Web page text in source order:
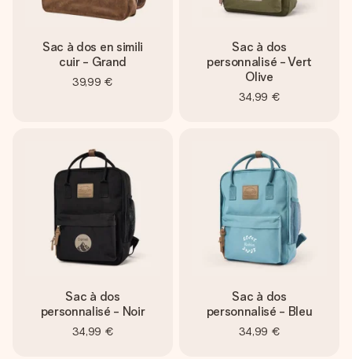
Sac à dos en simili
cuir - Grand
39,99 €
Sac à dos
personnalisé - Vert
Olive
34,99 €
Sac à dos
personnalisé - Noir
34,99 €
Sac à dos
personnalisé - Bleu
34,99 €